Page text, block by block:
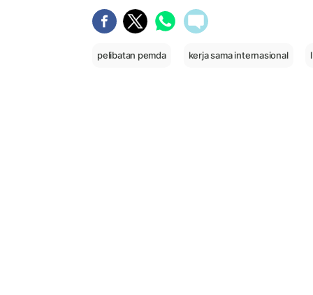
pelibatan pemda kerja sama internasional